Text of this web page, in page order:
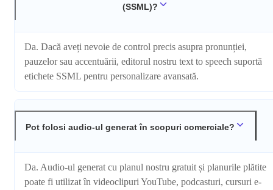
(SSML)?
Da. Dacă aveți nevoie de control precis asupra pronunției,
pauzelor sau accentuării, editorul nostru text to speech suportă
etichete SSML pentru personalizare avansată.
Pot folosi audio-ul generat în scopuri comerciale?
Da. Audio-ul generat cu planul nostru gratuit și planurile plătite
poate fi utilizat în videoclipuri YouTube, podcasturi, cursuri e-